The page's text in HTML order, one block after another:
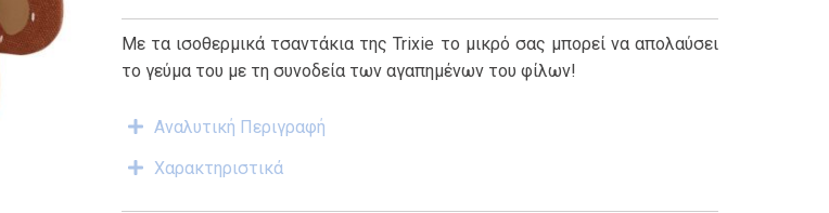
Με τα ισοθερμικά τσαντάκια της Trixie το μικρό σας μπορεί να απολαύσει
το γεύμα του με τη συνοδεία των αγαπημένων του φίλων!
Αναλυτική Περιγραφή
Χαρακτηριστικά